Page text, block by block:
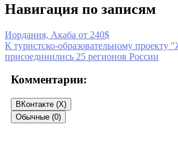
Навигация по записям
Иордания, Акаба от 240$
К туристско-образовательному проекту
присоединились 25 регионов России
Комментарии:
ВКонтакте (X)
Обычные (0)